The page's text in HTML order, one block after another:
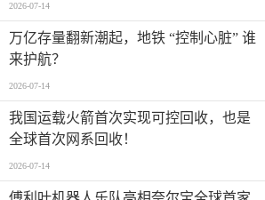
2026-07-14
万亿存量翻新潮起，地铁 “控制心脏” 谁
来护航？
2026-07-14
我国运载火箭首次实现可控回收，也是
全球首次网系回收！
2026-07-14